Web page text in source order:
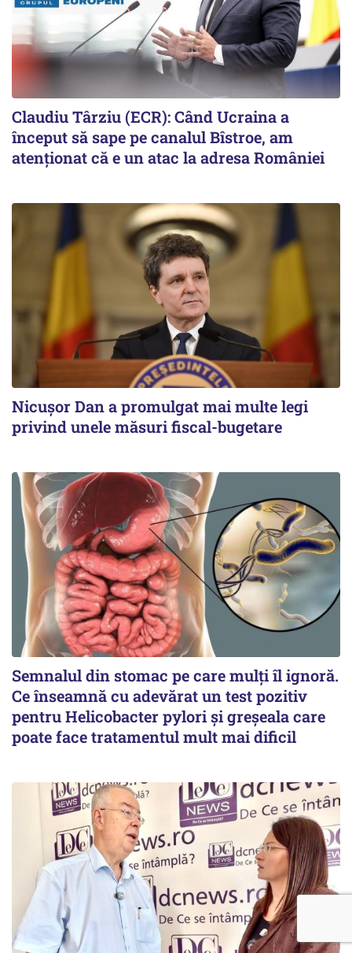
Claudiu Târziu (ECR): Când Ucraina a
început să sape pe canalul Bîstroe, am
atenționat că e un atac la adresa României
Nicușor Dan a promulgat mai multe legi
privind unele măsuri fiscal-bugetare
Semnalul din stomac pe care mulți îl ignoră.
Ce înseamnă cu adevărat un test pozitiv
pentru Helicobacter pylori și greșeala care
poate face tratamentul mult mai dificil